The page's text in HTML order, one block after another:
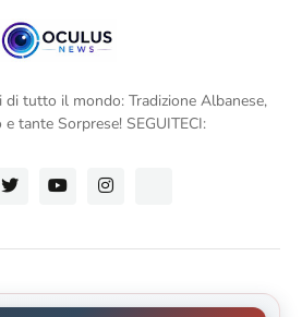
di tutto il mondo: Tradizione Albanese,
tante Sorprese! SEGUITECI: